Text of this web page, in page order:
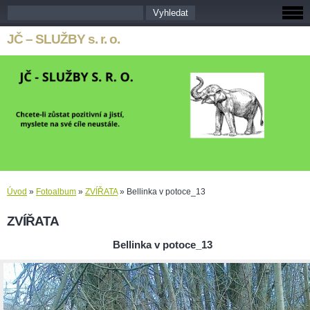
JČ – SLUŽBY s. r. o.
Úvod » Fotoalbum » ZVÍŘATA» Bellinka v potoce_13
ZVÍŘATA
Bellinka v potoce_13